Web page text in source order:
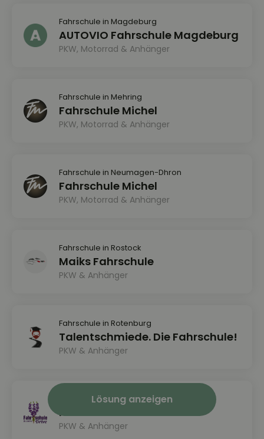
Lösung anzeigen
Fahrschule in Magdeburg
AUTOVIO Fahrschule Magdeburg
PKW, Motorrad & Anhänger
Fahrschule in Mehring
Fahrschule Michel
PKW, Motorrad & Anhänger
Fahrschule in Neumagen-Dhron
Fahrschule Michel
PKW, Motorrad & Anhänger
Fahrschule in Rostock
Maiks Fahrschule
PKW & Anhänger
Fahrschule in Rotenburg
Talentschmiede. Die Fahrschule!
PKW & Anhänger
Fahrschule in Schneverdingen
Fahrschule Snevern Drive
PKW & Anhänger